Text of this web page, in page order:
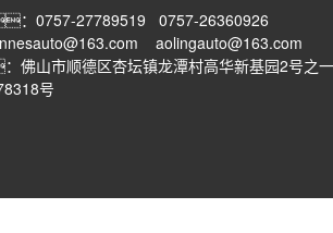
0757-27789519 0757-26360926
aolingauto@163.com
佛山市顺德区杏坛镇龙潭村高华新基园2号之一
号